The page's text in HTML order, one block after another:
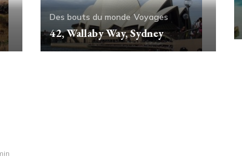
Des bouts du monde Voyages
42, Wallaby Way, Sydney